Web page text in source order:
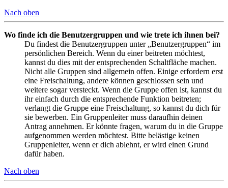
Nach oben
Wo finde ich die Benutzergruppen und wie trete ich ihnen bei?
Du findest die Benutzergruppen unter „Benutzergruppen“ im
persönlichen Bereich. Wenn du einer beitreten möchtest,
kannst du dies mit der entsprechenden Schaltfläche machen.
Nicht alle Gruppen sind allgemein offen. Einige erfordern erst
eine Freischaltung, andere können geschlossen sein und
weitere sogar versteckt. Wenn die Gruppe offen ist, kannst du
ihr einfach durch die entsprechende Funktion beitreten;
verlangt die Gruppe eine Freischaltung, so kannst du dich für
sie bewerben. Ein Gruppenleiter muss daraufhin deinen
Antrag annehmen. Er könnte fragen, warum du in die Gruppe
aufgenommen werden möchtest. Bitte belästige keinen
Gruppenleiter, wenn er dich ablehnt, er wird einen Grund
dafür haben.
Nach oben